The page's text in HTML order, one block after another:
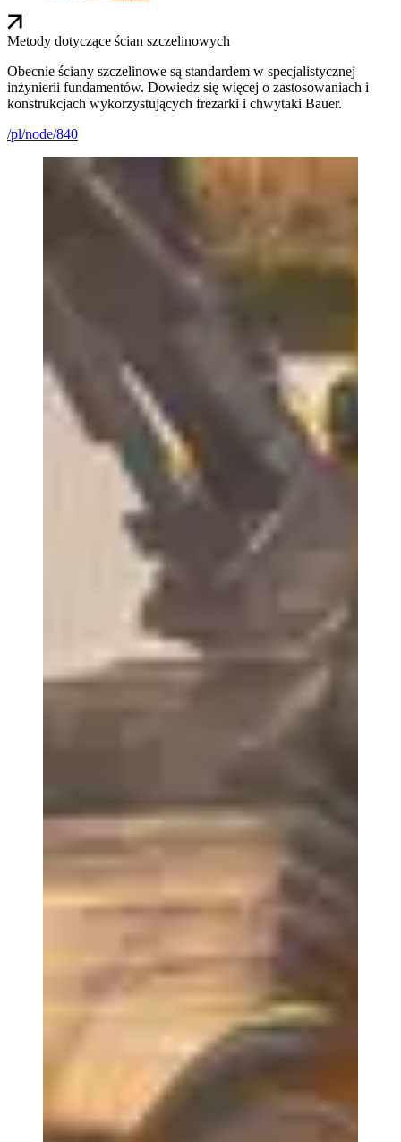
Metody dotyczące ścian szczelinowych
Obecnie ściany szczelinowe są standardem w specjalistycznej
inżynierii fundamentów. Dowiedz się więcej o zastosowaniach i
konstrukcjach wykorzystujących frezarki i chwytaki Bauer.
/pl/node/840